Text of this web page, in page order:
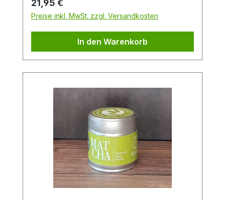
Pulver vermahlen. Ob als klassischer Tee,
cremiger Matcha Latte oder in Smoothies,
dieser Matcha überzeugt durch seine
Vielseitigkeit und
Bekömmlichkeit. Geschmacklich stärker
auch mit Milch oder Sojamilch genossen
werden.Zutaten:Japan Bio-Matcha aus
kontrolliert-biologischem Anbau
Regulärer Preis:
21,95 €
Preise inkl. MwSt. zzgl. Versandkosten
In den Warenkorb